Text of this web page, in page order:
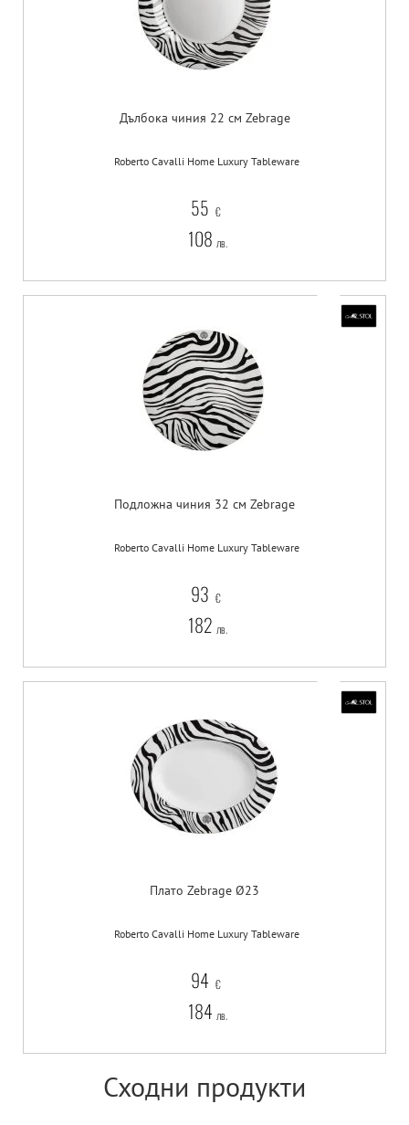
Дълбока чиния 22 см Zebrage
Roberto Cavalli Home Luxury Tableware
55 €
108 лв.
Подложна чиния 32 см Zebrage
Roberto Cavalli Home Luxury Tableware
93 €
182 лв.
Плато Zebrage Ø23
Roberto Cavalli Home Luxury Tableware
94 €
184 лв.
Сходни продукти